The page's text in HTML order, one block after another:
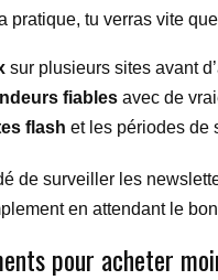
pratique, tu verras vite
sur plusieurs sites avant
fiables avec de
flash et les périodes de
de surveiller les
en attendant le
pour acheter